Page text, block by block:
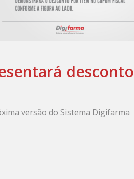
desconto
versão do Sistema Digifarma